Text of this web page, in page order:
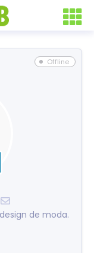
Offline
de moda.